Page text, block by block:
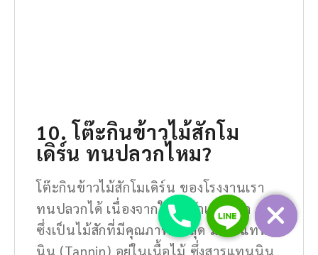
10. โต๊ะกินข้าวไม้สักโม
เดิร์น ทนปลวกไหม?
โต๊ะกินข้าวไม้สักโมเดิร์น ของโรงงานเรา
ทนปลวกได้ เนื่องจากใช้ไม้สักเก่าเกรด A
ซึ่งเป็นไม้สักที่มีคุณภาพดีที่สุด มีสารแทน
นิน (Tannin) อยู่ในเนื้อไม้ ซึ่งสารแทนนิน